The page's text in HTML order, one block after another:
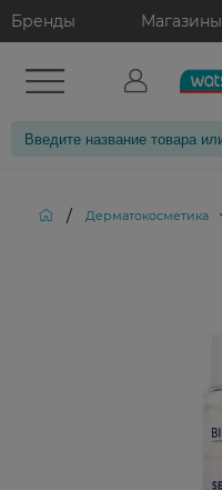
Бренды Магазины
/ Дерматокосметика